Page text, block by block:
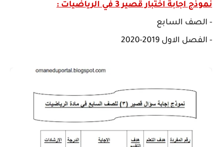
نموذج اجابة اختبار قصير 3 في الرياضيات :
- الصف السابع
- الفصل الاول 2019-2020